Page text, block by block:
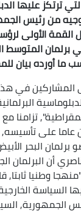
ترتكز عليها
من رئيس
الأولى لرؤساء
برلمان المتوسط
ما أورده بيان
في هذه
البرلمانية
تزامنا مع
على تأسيسه,
البحر
أن البرلمان
وطنيا ثابتا,
السياسة الخارجية
الجمهورية, السيد